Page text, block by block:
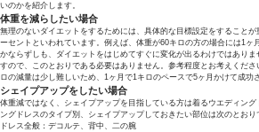
いのかを紹介します。
体重を減らしたい場合
無理のないダイエットをするためには、具体的な目標設定をすること
ーセントといわれています。例えば、体重が60キロの方の場合には1ヶ
かならずしも、ダイエットをはじめてすぐに変化が出るわけではあり
すので、このとおりである必要はありません。参考程度とお考えくだ
ロの減量は少し難しいため、1ヶ月で1キロのペースで5ヶ月かけて成功
シェイプアップをしたい場合
体重減ではなく、シェイプアップを目指している方は着るウエディン
ングドレスのタイプ別、シェイプアップしておきたい部位は次のとおり
ドレス全般：デコルテ、背中、二の腕